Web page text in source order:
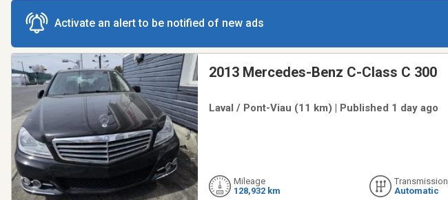
Activate an alert to be notified of new ads
2013 Mercedes-Benz C-Class C 300
Laval / Pont-Viau (11 km) | Published 1 day ago
Mileage
128,932 km
Transmission
Automatic